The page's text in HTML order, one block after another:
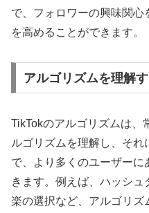
で、フォロワーの興味関心
を高めることができます。
アルゴリズムを理解
TikTokのアルゴリズムは、
ルゴリズムを理解し、それ
で、より多くのユーザー
きます。例えば、ハッシ
楽の選択など、アルゴリズ